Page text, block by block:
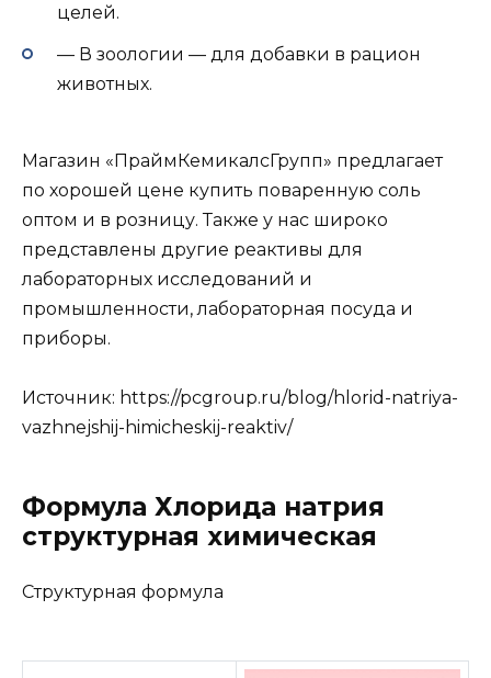
целей.
— В зоологии — для добавки в рацион
животных.
Магазин «ПраймКемикалсГрупп» предлагает
по хорошей цене купить поваренную соль
оптом и в розницу. Также у нас широко
представлены другие реактивы для
лабораторных исследований и
промышленности, лабораторная посуда и
приборы.
Источник: https://pcgroup.ru/blog/hlorid-natriya-
vazhnejshij-himicheskij-reaktiv/
Формула Хлорида натрия
структурная химическая
Структурная формула